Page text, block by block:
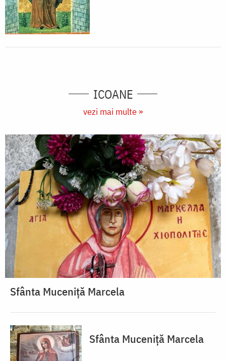
ICOANE
vezi mai multe »
Sfânta Muceniță Marcela
Sfânta Muceniță Marcela